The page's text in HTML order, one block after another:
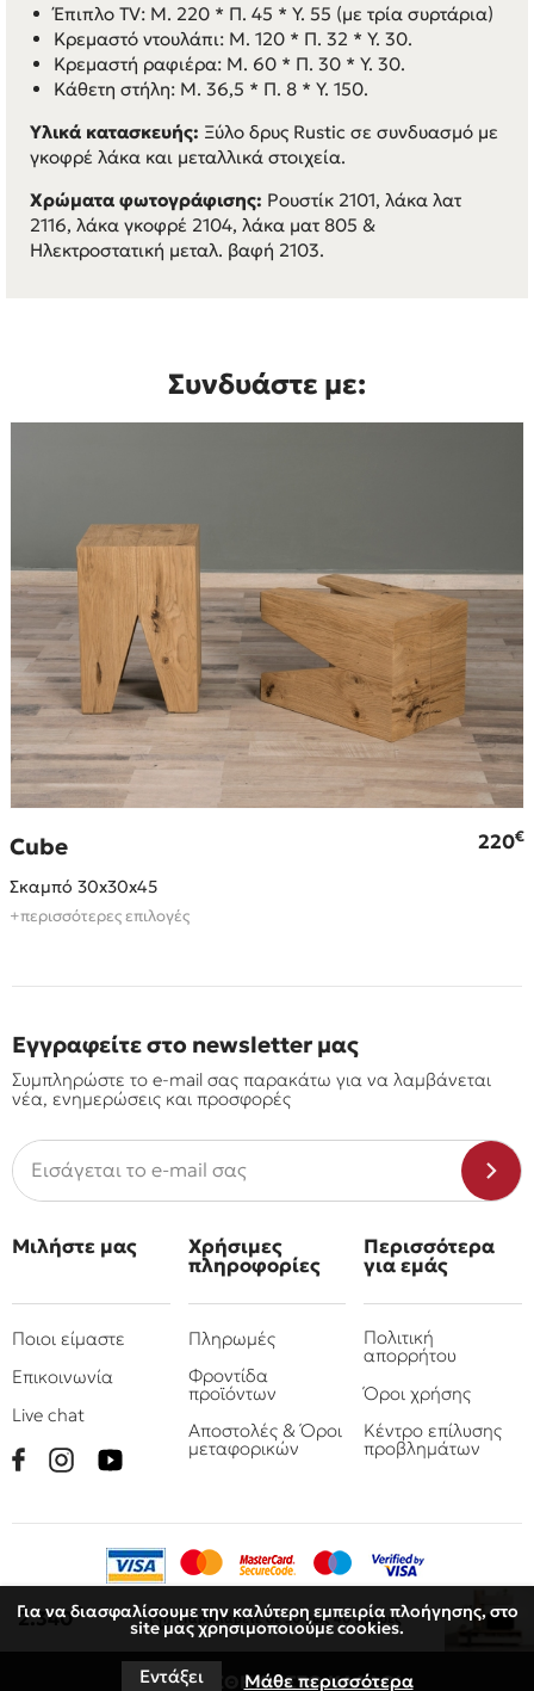
Για να διασφαλίσουμε την καλύτερη εμπειρία πλοήγησης, στο
site μας χρησιμοποιούμε cookies.
Εντάξει Μάθε περισσότερα
2.340€ Παραλάβετε σε 30 έως 40 ημέρες
ΠΡΟΣΘΗΚΗ ΣΤΟ ΚΑΛΑΘΙ
Έπιπλο TV: Μ. 220 * Π. 45 * Υ. 55 (με τρία συρτάρια)
Kρεμαστό ντουλάπι: Μ. 120 * Π. 32 * Υ. 30.
Kρεμαστή ραφιέρα: Μ. 60 * Π. 30 * Υ. 30.
Κάθετη στήλη: Μ. 36,5 * Π. 8 * Υ. 150.
Υλικά κατασκευής: Ξύλο δρυς Rustic σε συνδυασμό με
γκοφρέ λάκα και μεταλλικά στοιχεία.
Χρώματα φωτογράφισης: Ρουστίκ 2101, λάκα λατ
2116, λάκα γκοφρέ 2104, λάκα ματ 805 &
Ηλεκτροστατική μεταλ. βαφή 2103.
Συνδυάστε με:
Cube 220€
Σκαμπό 30x30x45
+περισσότερες επιλογές
Εγγραφείτε στο newsletter μας
Συμπληρώστε το e-mail σας παρακάτω για να λαμβάνεται
νέα, ενημερώσεις και προσφορές
Μιλήστε μας
Ποιοι είμαστε
Επικοινωνία
Live chat
Χρήσιμες
πληροφορίες
Πληρωμές
Φροντίδα
προϊόντων
Αποστολές & Όροι
μεταφορικών
Περισσότερα
για εμάς
Πολιτική
απορρήτου
Όροι χρήσης
Κέντρο επίλυσης
προβλημάτων
© 2010 - 2026 Όμιλος επιχειρήσεων Πιτσουλάκης
Ρομπογιαννάκης